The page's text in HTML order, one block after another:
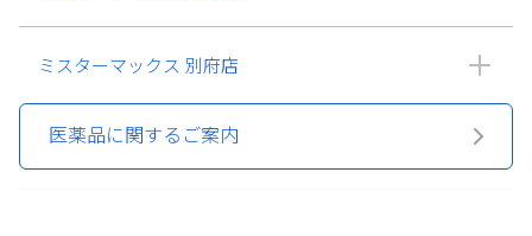
ミスターマックス 別府店
医薬品に関するご案内